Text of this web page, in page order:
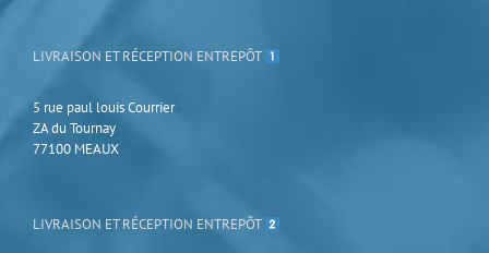
LIVRAISON ET RÉCEPTION ENTREPÔT
5 rue paul louis Courrier
ZA du Tournay
77100 MEAUX
LIVRAISON ET RÉCEPTION ENTREPÔT